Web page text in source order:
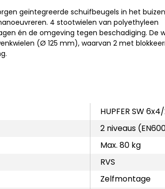
geïntegreerde schuifbeugels in het
4 stootwielen van polyethyleen
én de omgeving tegen beschadiging. De
(Ø 125 mm), waarvan 2 met
HUPFER SW
2 niveaus
Max. 80 kg
RVS
Zelfmontage